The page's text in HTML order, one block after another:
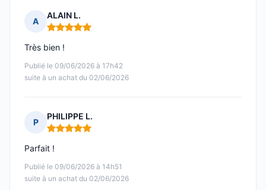
A
ALAIN L.
Note : 5 sur 5
Publié le 09/06/2026 à 17h42
suite à un achat du 02/06/2026
Très bien !
P
PHILIPPE L.
Note : 5 sur 5
Publié le 09/06/2026 à 14h51
suite à un achat du 02/06/2026
Parfait !